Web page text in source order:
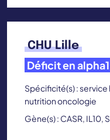
CHU Lille
Déficit en
Spécificité(s) :
nutrition oncologie
Gène(s) : CASR, IL10,